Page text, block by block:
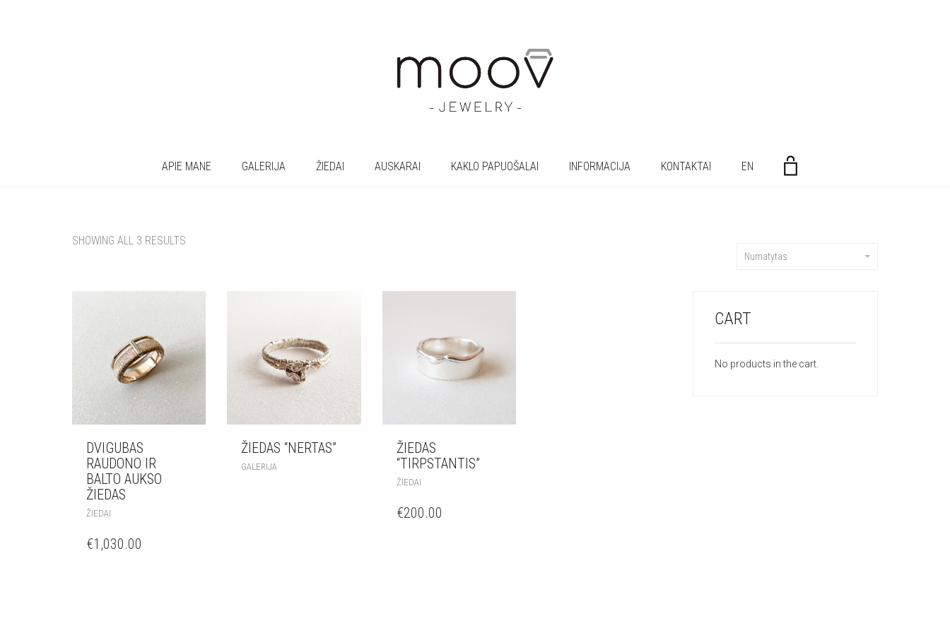
APIE MANE GALERIJA ŽIEDAI AUSKARAI KAKLO PAPUOŠALAI INFORMACIJA KONTAKTAI EN
SHOWING ALL 3 RESULTS
Numatytas
DVIGUBAS
RAUDONO IR
BALTO AUKSO
ŽIEDAS
ŽIEDAI
€1,030.00
ŽIEDAS “NERTAS”
GALERIJA
ŽIEDAS
“TIRPSTANTIS”
ŽIEDAI
€200.00
CART
No products in the cart.